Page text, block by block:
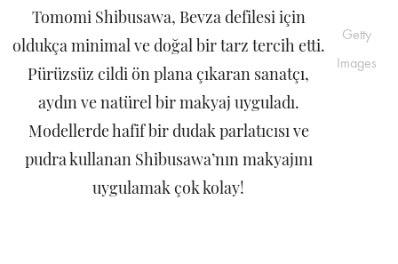
Tomomi Shibusawa, Bevza defilesi için
oldukça minimal ve doğal bir tarz tercih etti.
Pürüzsüz cildi ön plana çıkaran sanatçı,
aydın ve natürel bir makyaj uyguladı.
Modellerde hafif bir dudak parlatıcısı ve
pudra kullanan Shibusawa’nın makyajını
uygulamak çok kolay!
Getty
Images